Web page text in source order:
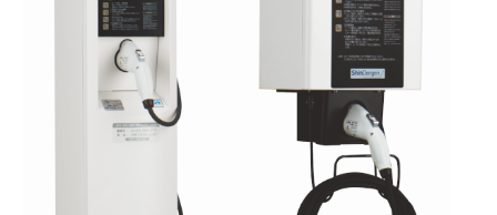
ニュース
イベント
お問い合わせ